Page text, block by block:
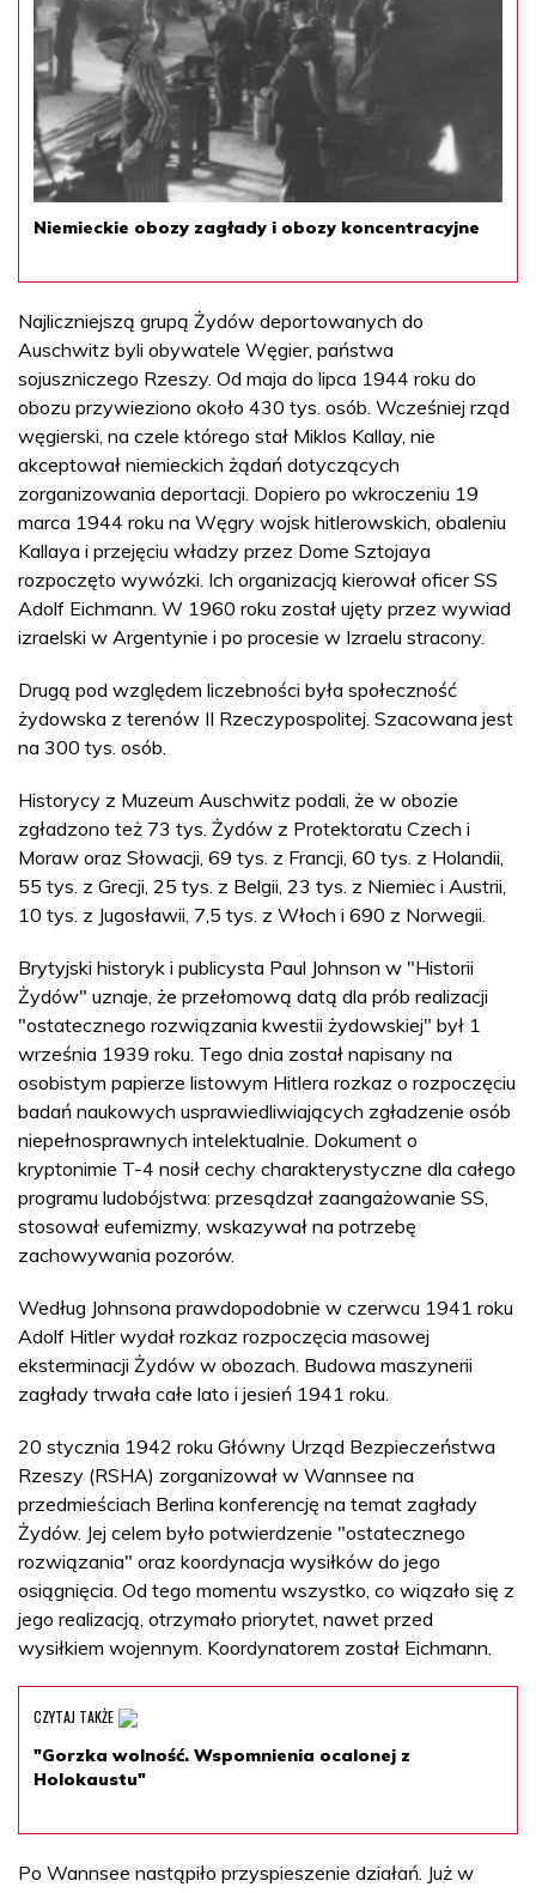
Niemieckie obozy zagłady i obozy koncentracyjne
Najliczniejszą grupą Żydów deportowanych do
Auschwitz byli obywatele Węgier, państwa
sojuszniczego Rzeszy. Od maja do lipca 1944 roku do
obozu przywieziono około 430 tys. osób. Wcześniej rząd
węgierski, na czele którego stał Miklos Kallay, nie
akceptował niemieckich żądań dotyczących
zorganizowania deportacji. Dopiero po wkroczeniu 19
marca 1944 roku na Węgry wojsk hitlerowskich, obaleniu
Kallaya i przejęciu władzy przez Dome Sztojaya
rozpoczęto wywózki. Ich organizacją kierował oficer SS
Adolf Eichmann. W 1960 roku został ujęty przez wywiad
izraelski w Argentynie i po procesie w Izraelu stracony.
Drugą pod względem liczebności była społeczność
żydowska z terenów II Rzeczypospolitej. Szacowana jest
na 300 tys. osób.
Historycy z Muzeum Auschwitz podali, że w obozie
zgładzono też 73 tys. Żydów z Protektoratu Czech i
Moraw oraz Słowacji, 69 tys. z Francji, 60 tys. z Holandii,
55 tys. z Grecji, 25 tys. z Belgii, 23 tys. z Niemiec i Austrii,
10 tys. z Jugosławii, 7,5 tys. z Włoch i 690 z Norwegii.
Brytyjski historyk i publicysta Paul Johnson w "Historii
Żydów" uznaje, że przełomową datą dla prób realizacji
"ostatecznego rozwiązania kwestii żydowskiej" był 1
września 1939 roku. Tego dnia został napisany na
osobistym papierze listowym Hitlera rozkaz o rozpoczęciu
badań naukowych usprawiedliwiających zgładzenie osób
niepełnosprawnych intelektualnie. Dokument o
kryptonimie T-4 nosił cechy charakterystyczne dla całego
programu ludobójstwa: przesądzał zaangażowanie SS,
stosował eufemizmy, wskazywał na potrzebę
zachowywania pozorów.
Według Johnsona prawdopodobnie w czerwcu 1941 roku
Adolf Hitler wydał rozkaz rozpoczęcia masowej
eksterminacji Żydów w obozach. Budowa maszynerii
zagłady trwała całe lato i jesień 1941 roku.
20 stycznia 1942 roku Główny Urząd Bezpieczeństwa
Rzeszy (RSHA) zorganizował w Wannsee na
przedmieściach Berlina konferencję na temat zagłady
Żydów. Jej celem było potwierdzenie "ostatecznego
rozwiązania" oraz koordynacja wysiłków do jego
osiągnięcia. Od tego momentu wszystko, co wiązało się z
jego realizacją, otrzymało priorytet, nawet przed
wysiłkiem wojennym. Koordynatorem został Eichmann.
CZYTAJ TAKŻE
"Gorzka wolność. Wspomnienia ocalonej z
Holokaustu"
Po Wannsee nastąpiło przyspieszenie działań. Już w